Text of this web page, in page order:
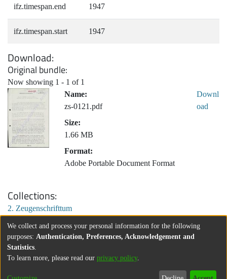
ifz.timespan.end 1947
ifz.timespan.start 1947
Download
Original bundle
Now showing 1 - 1 of 1
Name:
zs-0121.pdf
Size:
1.66 MB
Format:
Adobe Portable Document Format
Downl
oad
Collections
2. Zeugenschrifttum
We collect and process your personal information for the following
purposes: Authentication, Preferences, Acknowledgement and
Statistics
To learn more, please read our privacy policy.